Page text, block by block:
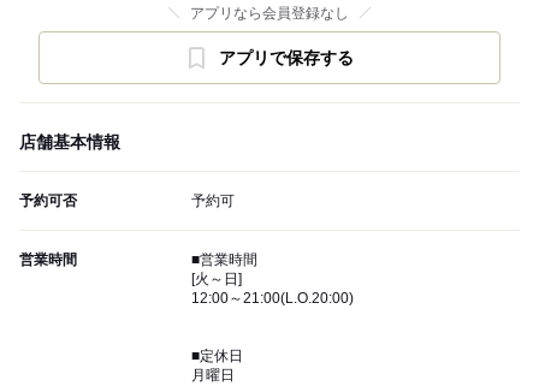
アプリなら会員登録なし
アプリで保存する
店舗基本情報
予約可否 予約可
営業時間
■営業時間
[火～日]
12:00～21:00(L.O.20:00)
■定休日
月曜日